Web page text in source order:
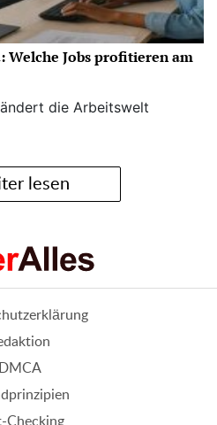
Welche Jobs profitieren am
die Arbeitswelt
lesen
DMCA
Checking